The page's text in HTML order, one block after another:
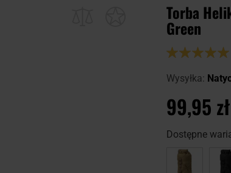
Torba
Green
Ocena:
Wysyłka:
99,95 zł
Dostępne